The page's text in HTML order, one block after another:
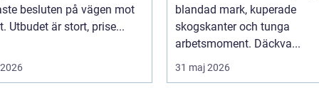
besluten på vägen mot
Utbudet är stort, prise...
blandad mark, kuperade
skogskanter och tunga
arbetsmoment. Däckva...
31 maj 2026